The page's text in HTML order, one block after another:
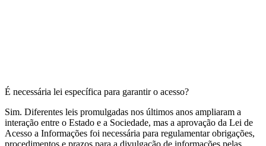
É necessária lei específica para garantir o acesso?
Sim. Diferentes leis promulgadas nos últimos anos ampliaram a
interação entre o Estado e a Sociedade, mas a aprovação da Lei de
Acesso a Informações foi necessária para regulamentar obrigações,